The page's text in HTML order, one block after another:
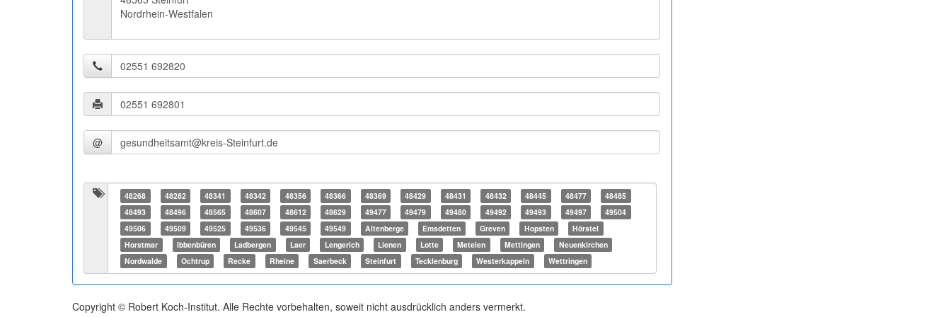
Nordrhein-Westfalen
@
48268 48282 48341 48342 48356 48366 48369 48429 48431 48432 48445 48477
48485
48493
48496 48565 48607 48612 48629 49477 49479 49480 49492 49493 49497
49504
49506
49509 49525 49536 49545 49549 Altenberge Emsdetten Greven Hopsten
Hörstel
Horstmar
Ibbenbüren Ladbergen Laer Lengerich Lienen Lotte Metelen Mettingen
Neuenkirchen
Nordwalde
Ochtrup Recke Rheine Saerbeck Steinfurt Tecklenburg Westerkappeln Wettringen
Copyright © Robert Koch-Institut. Alle Rechte vorbehalten, soweit nicht ausdrücklich anders vermerkt.